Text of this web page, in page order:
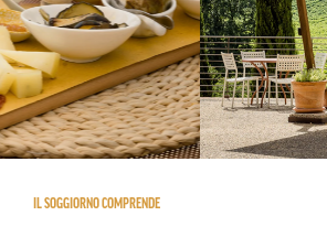
IL SOGGIORNO COMPRENDE